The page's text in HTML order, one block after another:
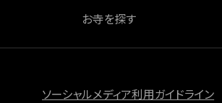
お寺を探す
ソーシャルメディア利用ガイドライン